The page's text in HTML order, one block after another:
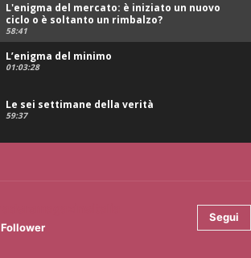
L'enigma del mercato: è iniziato un nuovo
ciclo o è soltanto un rimbalzo?
58:41
L’enigma del minimo
01:03:28
Le sei settimane della verità
59:37
Follower
Segui